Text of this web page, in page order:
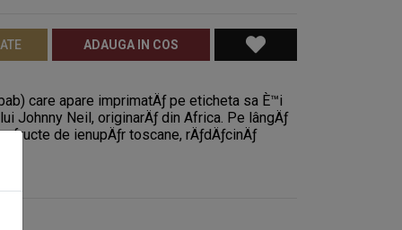
ADAUGA IN COS
care apare imprimatÄƒ pe eticheta sa È™i
Johnny Neil, originarÄƒ din Africa. Pe lângÄƒ
fructe de ienupÄƒr toscane, rÄƒdÄƒcinÄƒ